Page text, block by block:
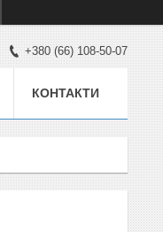
+380 (66) 108-50-07
КОНТАКТИ